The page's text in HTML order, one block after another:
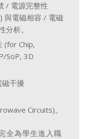
/ 電源完整性
電磁相容 / 電磁
分析。
(for Chip,
SoP, 3D
干擾
Circuits)。
全為學生進入職